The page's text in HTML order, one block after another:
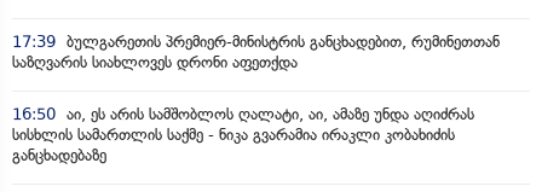
17:39 ბულგარეთის პრემიერ-მინისტრის განცხადებით, რუმინეთთან
საზღვარის სიახლოვეს დრონი აფეთქდა
16:50 აი, ეს არის სამშობლოს ღალატი, აი, ამაზე უნდა აღიძრას
სისხლის სამართლის საქმე - ნიკა გვარამია ირაკლი კობახიძის
განცხადებაზე